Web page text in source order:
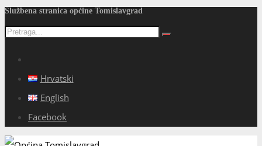
Službena stranica općine Tomislavgrad
Hrvatski
English
Facebook